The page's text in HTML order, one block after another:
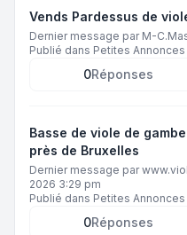
Vends Pardessus de
Dernier message par M-
Publié dans Petites Annonces
0Réponses
Basse de viole de
près de Bruxelles
Dernier message par
2026 3:29 pm
Publié dans Petites Annonces
0Réponses